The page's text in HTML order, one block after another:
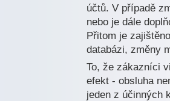
účtů. V případě
nebo je dále
Přitom je
databázi, změny
To, že zákazníci
efekt - obsluha
jeden z účinných